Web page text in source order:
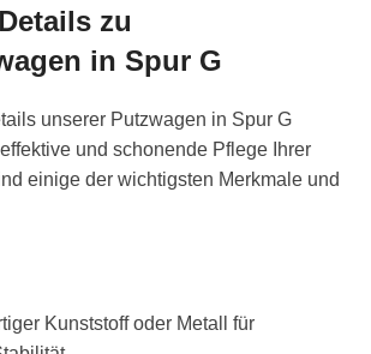
zu
in Spur G
unserer Putzwagen in Spur G
und schonende Pflege Ihrer
einige der wichtigsten Merkmale und
Kunststoff oder Metall für